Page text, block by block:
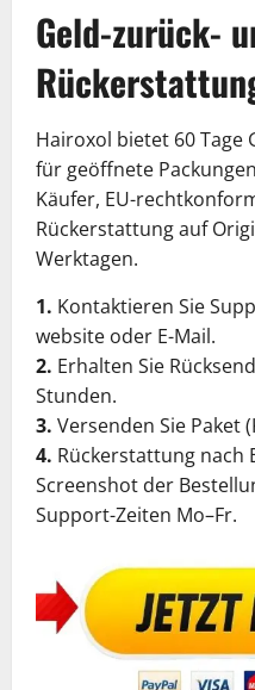
Geld-zurück-
Hairoxol bietet 60 Tage
für geöffnete
Käufer, EU-
Rückerstattung auf
Werktagen.
1. Kontaktieren Sie
website oder E-Mail.
2. Erhalten Sie
Stunden.
3. Versenden Sie Paket
4. Rückerstattung nach
Screenshot der
Support-Zeiten Mo–Fr.